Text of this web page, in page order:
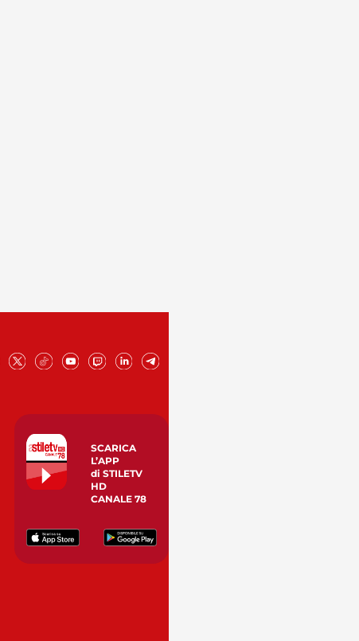
SCARICA
L’APP
di STILETV
HD
CANALE 78